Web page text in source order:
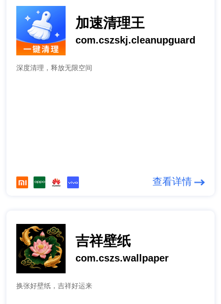
加速清理王
com.cszskj.cleanupguard
深度清理，释放无限空间
查看详情
吉祥壁纸
com.cszs.wallpaper
换张好壁纸，吉祥好运来